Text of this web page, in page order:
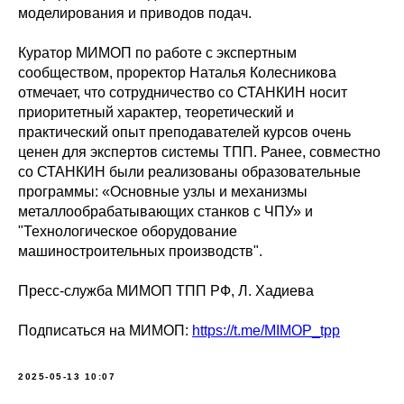
моделирования и приводов подач.
Куратор МИМОП по работе с экспертным
сообществом, проректор Наталья Колесникова
отмечает, что сотрудничество со СТАНКИН носит
приоритетный характер, теоретический и
практический опыт преподавателей курсов очень
ценен для экспертов системы ТПП. Ранее, совместно
со СТАНКИН были реализованы образовательные
программы: «Основные узлы и механизмы
металлообрабатывающих станков с ЧПУ» и
"Технологическое оборудование
машиностроительных производств".
Пресс-служба МИМОП ТПП РФ, Л. Хадиева
Подписаться на МИМОП: https://t.me/MIMOP_tpp
2025-05-13 10:07